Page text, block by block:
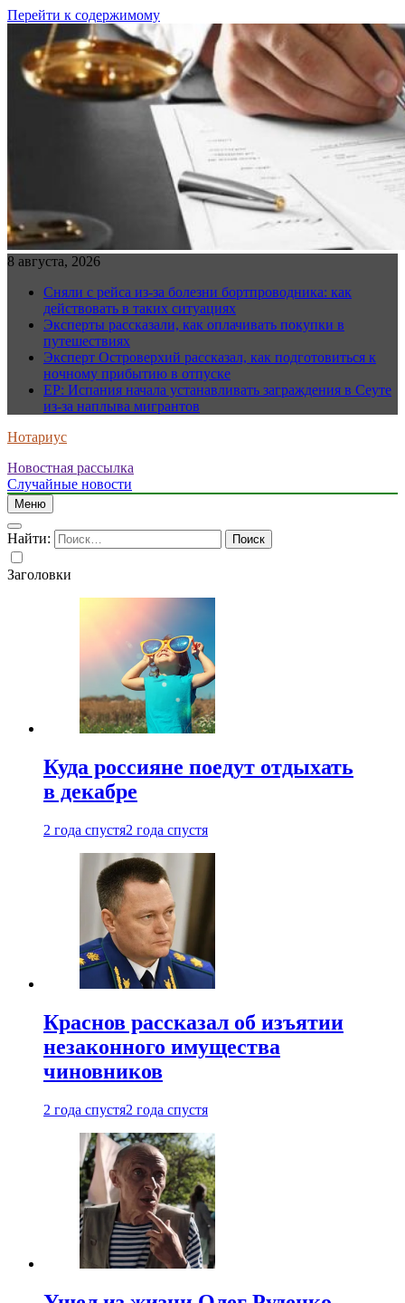
Перейти к содержимому
8 августа, 2026
Сняли с рейса из-за болезни бортпроводника: как
действовать в таких ситуациях
Эксперты рассказали, как оплачивать покупки в
путешествиях
Эксперт Островерхий рассказал, как подготовиться к
ночному прибытию в отпуске
EP: Испания начала устанавливать заграждения в Сеуте
из-за наплыва мигрантов
Нотариус
Новостная рассылка
Случайные новости
Меню
Найти:
Заголовки
Куда россияне поедут отдыхать
в декабре
2 года спустя2 года спустя
Краснов рассказал об изъятии
незаконного имущества
чиновников
2 года спустя2 года спустя